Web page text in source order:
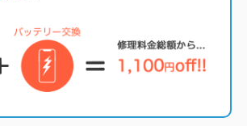
モデル
/SE系/XR/11）